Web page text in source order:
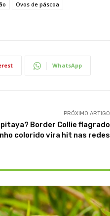
Ovos de páscoa
WhatsApp
PRÓXIMO ARTIGO
pitaya? Border Collie flagrado
colorido vira hit nas redes